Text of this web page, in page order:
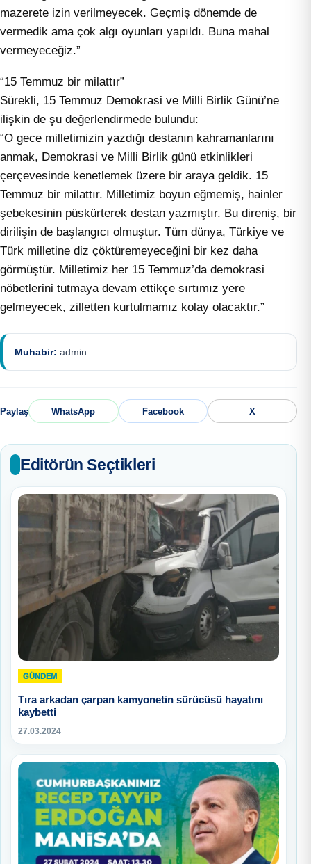
mazerete izin verilmeyecek. Geçmiş dönemde de
vermedik ama çok algı oyunları yapıldı. Buna mahal
vermeyeceğiz.”
“15 Temmuz bir milattır”
Sürekli, 15 Temmuz Demokrasi ve Milli Birlik Günü’ne
ilişkin de şu değerlendirmede bulundu:
“O gece milletimizin yazdığı destanın kahramanlarını
anmak, Demokrasi ve Milli Birlik günü etkinlikleri
çerçevesinde kenetlemek üzere bir araya geldik. 15
Temmuz bir milattır. Milletimiz boyun eğmemiş, hainler
şebekesinin püskürterek destan yazmıştır. Bu direniş, bir
dirilişin de başlangıcı olmuştur. Tüm dünya, Türkiye ve
Türk milletine diz çöktüremeyeceğini bir kez daha
görmüştür. Milletimiz her 15 Temmuz’da demokrasi
nöbetlerini tutmaya devam ettikçe sırtımız yere
gelmeyecek, zilletten kurtulmamız kolay olacaktır.”
Muhabir: admin
Paylaş WhatsApp Facebook X
Editörün Seçtikleri
GÜNDEM
Tıra arkadan çarpan kamyonetin sürücüsü hayatını
kaybetti
27.03.2024